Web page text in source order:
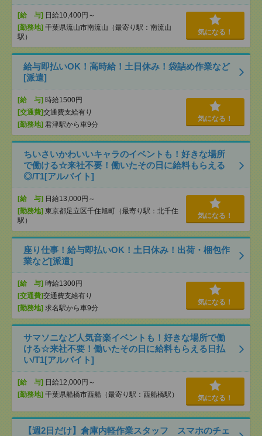
[給 与] 日給10,400円～
[勤務地] 千葉県流山市南流山（最寄り駅：南流山
駅）
気になる！
給与即払いOK！高時給！土日休み！袋詰め作業など
[派遣]
[給 与] 時給1500円
[交通費]交通費支給有り
[勤務地] 君津駅から車9分
気になる！
ちいさいかわいいキャラのイベントも！好きな場所
で働ける☆来社不要！働いたその日に給料もらえる
◎/T1[アルバイト]
[給 与] 日給13,000円～
[勤務地] 東京都足立区千住旭町（最寄り駅：北千住
駅）
気になる！
座り仕事！給与即払いOK！土日休み！出荷・梱包作
業など[派遣]
[給 与] 時給1300円
[交通費]交通費支給有り
[勤務地] 求名駅から車9分
気になる！
サマソニなど人気音楽イベントも！好きな場所で働
ける☆来社不要！働いたその日に給料もらえる日払
い/T1[アルバイト]
[給 与] 日給12,000円～
[勤務地] 千葉県船橋市西船（最寄り駅：西船橋駅） 気になる！
【週2日だけ】倉庫内軽作業スタッフ スマホのチェ